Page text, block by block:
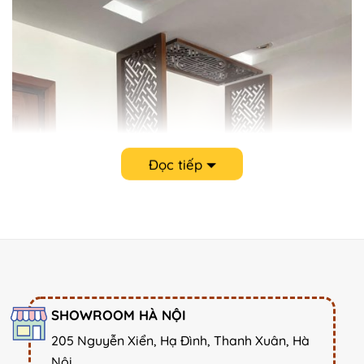
Đọc tiếp
SHOWROOM HÀ NỘI
205 Nguyễn Xiển, Hạ Đình, Thanh Xuân, Hà